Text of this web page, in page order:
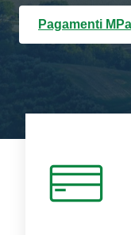
Pagamenti